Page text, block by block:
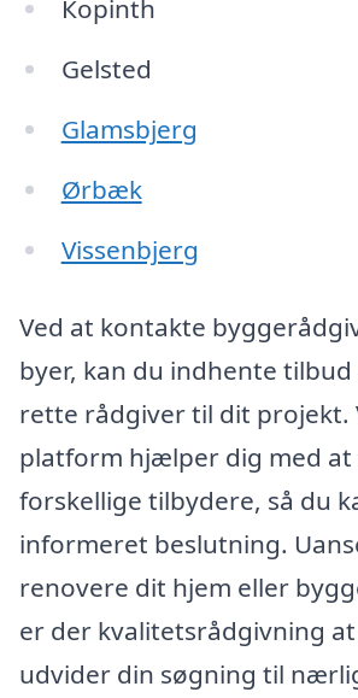
Корinth
Gelsted
Glamsbjerg
Ørbæk
Vissenbjerg
Ved at kontakte
byer, kan du indhente
rette rådgiver til dit projekt.
platform hjælper dig med at
forskellige tilbydere, så du
informeret beslutning.
renovere dit hjem eller
er der kvalitetsrådgivning
udvider din søgning til